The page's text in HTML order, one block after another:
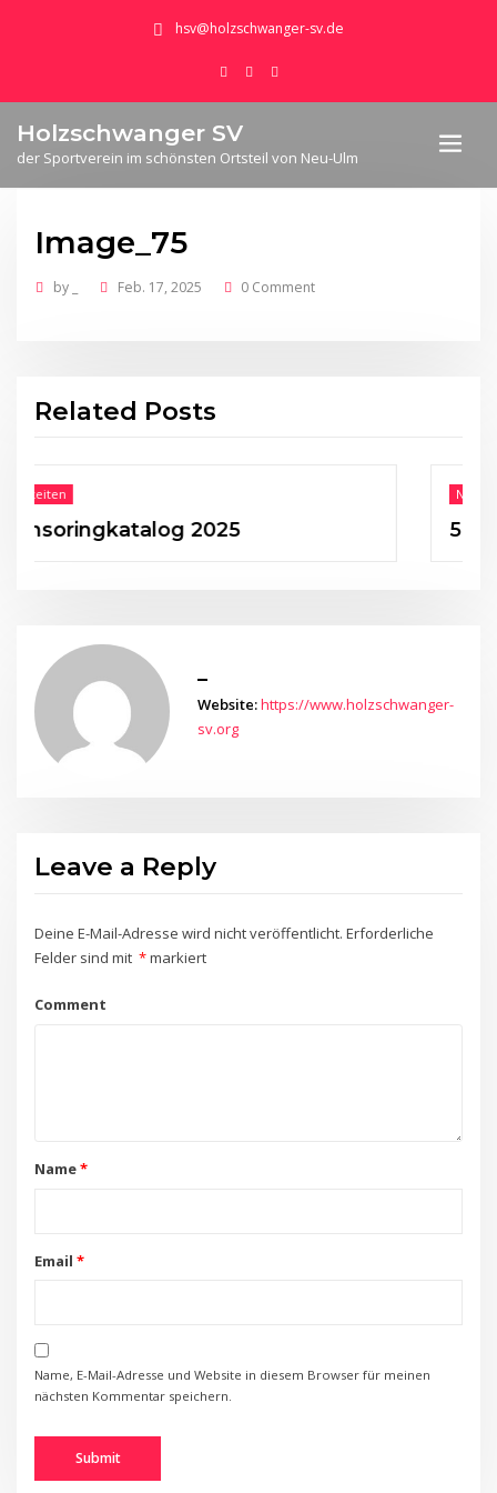
hsv@holzschwanger-sv.de
Holzschwanger SV
der Sportverein im schönsten Ortsteil von Neu-Ulm
Image_75
by Feb. 17, 2025 0 Comment
Related Posts
2025 50 Jahre
_
Website:https://www.holzschwanger-
sv.org
Leave a Reply
Deine E-Mail-Adresse wird nicht veröffentlicht. Erforderliche
Felder sind mit *markiert
Comment
Name*
Email *
Name, E-Mail-Adresse und Website in diesem Browser für meinen
nächsten Kommentar speichern.